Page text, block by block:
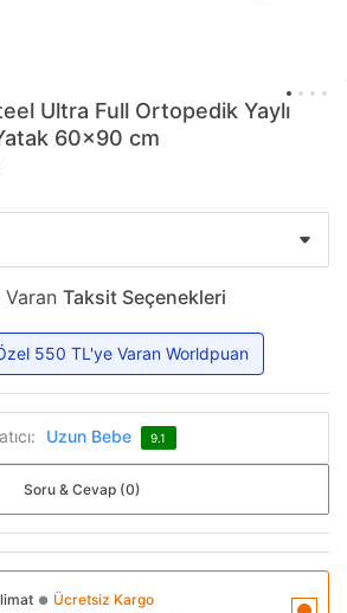
Ultra Full Ortopedik Yaylı
60x90 cm
Taksit Seçenekleri
550 TL'ye Varan Worldpuan
Uzun Bebe 9.1
Soru & Cevap (0)
● Ücretsiz Kargo